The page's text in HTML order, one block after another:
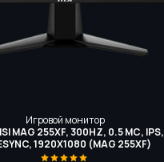
Игровой монитор
MAG 255XF, 300HZ, 0.5 МС, IPS,
1920Х1080 (MAG 255XF)